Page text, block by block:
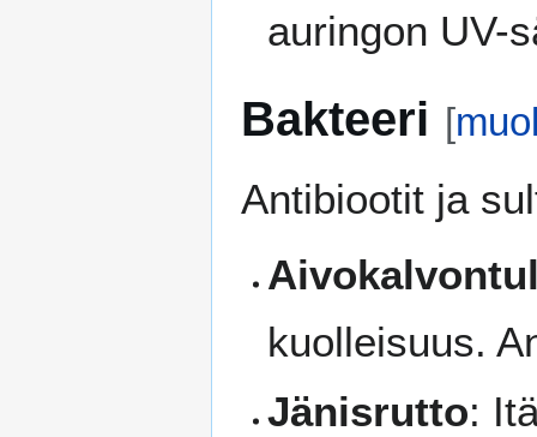
auringon UV-
Bakteeri [
Antibiootit ja
kuolleisuus.
Jänisrutto: